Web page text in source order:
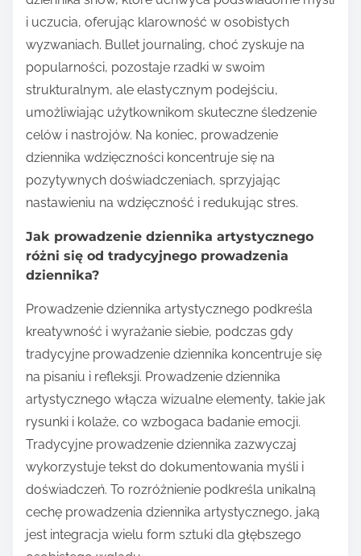
i uczucia, oferując klarowność w osobistych
wyzwaniach. Bullet journaling, choć zyskuje na
popularności, pozostaje rzadki w swoim
strukturalnym, ale elastycznym podejściu,
umożliwiając użytkownikom skuteczne śledzenie
celów i nastrojów. Na koniec, prowadzenie
dziennika wdzięczności koncentruje się na
pozytywnych doświadczeniach, sprzyjając
nastawieniu na wdzięczność i redukując stres.
Jak prowadzenie dziennika artystycznego
różni się od tradycyjnego prowadzenia
dziennika?
Prowadzenie dziennika artystycznego podkreśla
kreatywność i wyrażanie siebie, podczas gdy
tradycyjne prowadzenie dziennika koncentruje się
na pisaniu i refleksji. Prowadzenie dziennika
artystycznego włącza wizualne elementy, takie jak
rysunki i kolaże, co wzbogaca badanie emocji.
Tradycyjne prowadzenie dziennika zazwyczaj
wykorzystuje tekst do dokumentowania myśli i
doświadczeń. To rozróżnienie podkreśla unikalną
cechę prowadzenia dziennika artystycznego, jaką
jest integracja wielu form sztuki dla głębszego